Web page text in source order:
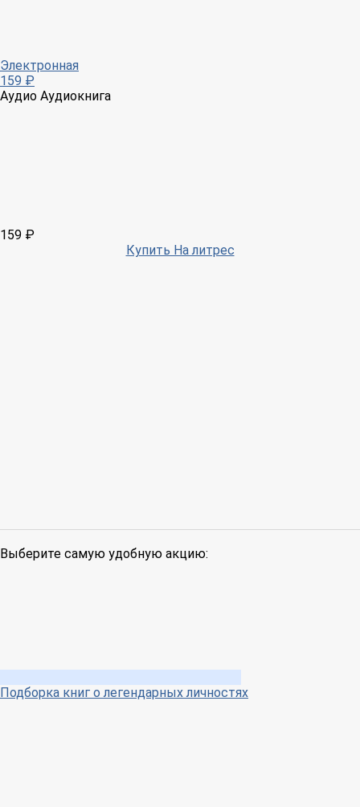
Электронная
159 ₽
Аудио Аудиокнига
159 ₽
Купить На литрес
Выберите самую удобную акцию:
Подборка книг о легендарных личностях